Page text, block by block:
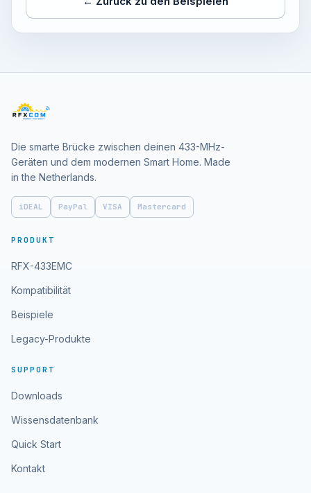
Die smarte Brücke zwischen deinen 433-MHz-
Geräten und dem modernen Smart Home. Made
in the Netherlands.
iDEAL PayPal VISA Mastercard
PRODUKT
RFX-433EMC
Kompatibilität
Beispiele
Legacy-Produkte
SUPPORT
Downloads
Wissensdatenbank
Quick Start
Kontakt